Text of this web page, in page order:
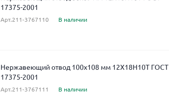
17375-2001
Арт.211-3767110 В наличии
Нержавеющий отвод 100x108 мм 12Х18Н10Т ГОСТ
17375-2001
Арт.211-3767111 В наличии